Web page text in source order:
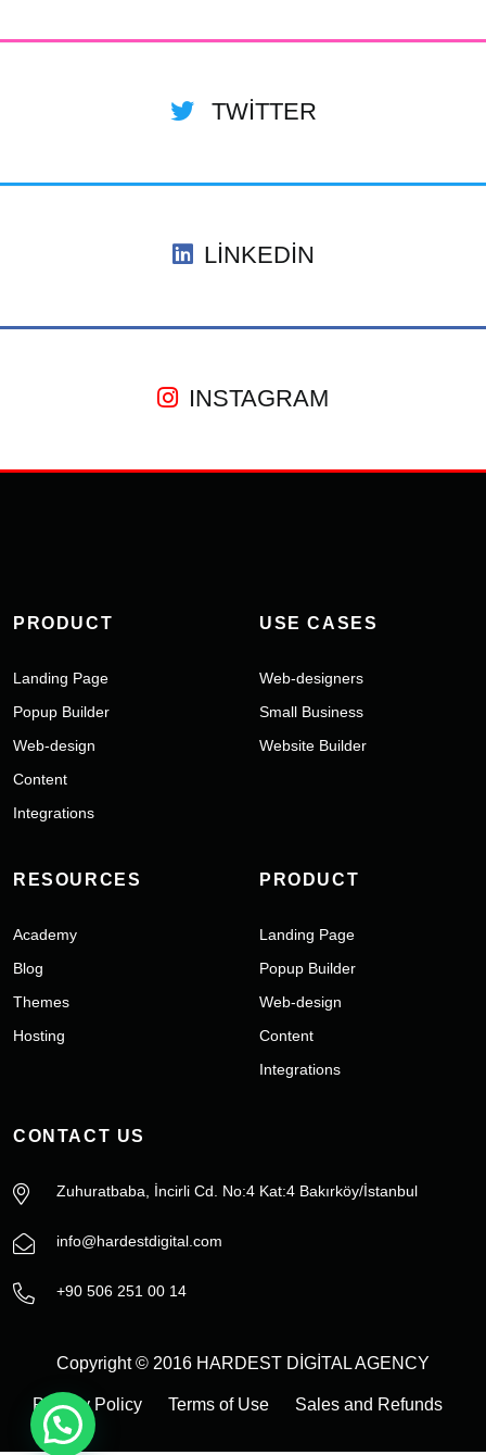
TWITTER
LINKEDIN
INSTAGRAM
PRODUCT
Landing Page
Popup Builder
Web-design
Content
Integrations
USE CASES
Web-designers
Small Business
Website Builder
RESOURCES
Academy
Blog
Themes
Hosting
PRODUCT
Landing Page
Popup Builder
Web-design
Content
Integrations
CONTACT US
Zuhuratbaba, İncirli Cd. No:4 Kat:4 Bakırköy/İstanbul
info@hardestdigital.com
+90 506 251 00 14
Copyright © 2016 HARDEST DİGİTAL AGENCY
Privacy Policy Terms of Use Sales and Refunds